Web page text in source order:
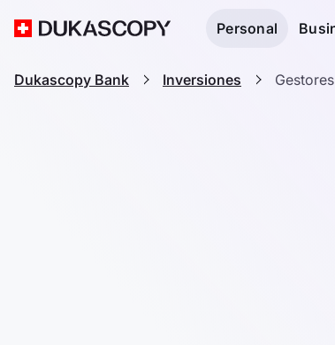
Personal
Dukascopy Bank Inversiones